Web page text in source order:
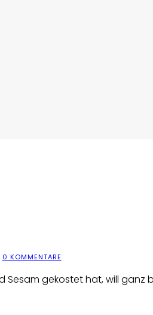
0 KOMMENTARE
gekostet hat, will ganz